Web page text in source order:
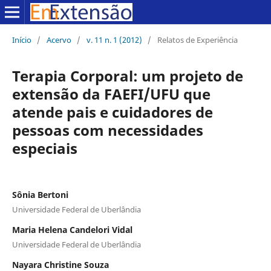
Início / Acervo / v. 11 n. 1 (2012) / Relatos de Experiência
Terapia Corporal: um projeto de
extensão da FAEFI/UFU que
atende pais e cuidadores de
pessoas com necessidades
especiais
Sônia Bertoni
Universidade Federal de Uberlândia
Maria Helena Candelori Vidal
Universidade Federal de Uberlândia
Nayara Christine Souza